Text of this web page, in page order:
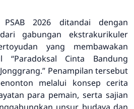
PSAB 2026 ditandai dengan
gabungan ekstrakurikuler
yang membawakan
“Paradoksal Cinta Bandung
Penampilan tersebut
melalui konsep cerita
para pemain, serta sajian